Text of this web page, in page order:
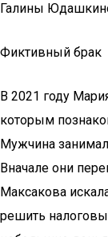
Галины
Фиктивный брак
В 2021 году
которым
Мужчина
Вначале они
Максакова
решить